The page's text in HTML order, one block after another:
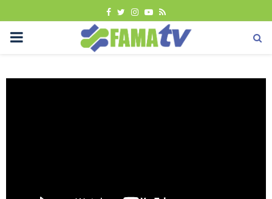
FACEBOOK
TWITTER
INSTAGRAM
YOUTUBE
RSS
PRIMARY